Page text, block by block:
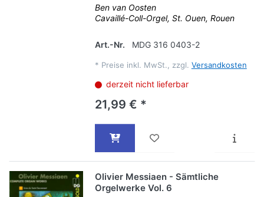
Ben van Oosten
Cavaillé-Coll-Orgel, St. Ouen, Rouen
Art.-Nr. MDG 316 0403-2
* Preise inkl. MwSt., zzgl. Versandkosten
derzeit nicht lieferbar
21,99 € *
Olivier Messiaen - Sämtliche
Orgelwerke Vol. 6